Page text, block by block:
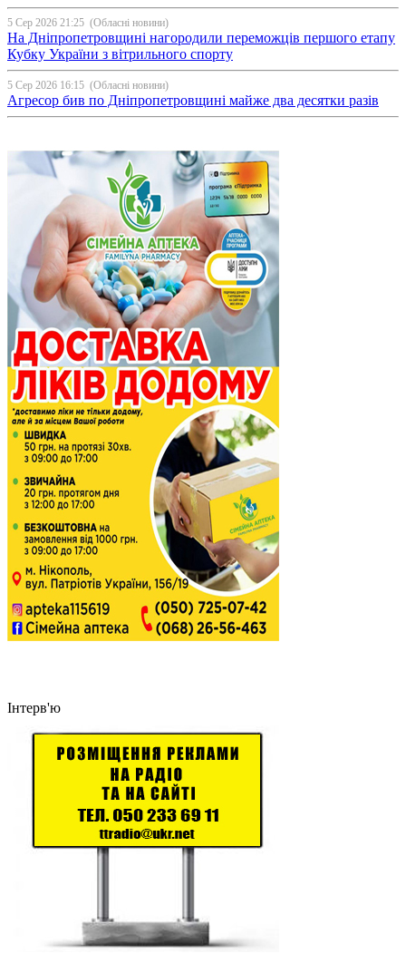
5 Сер 2026 21:25 (Обласні новини)
На Дніпропетровщині нагородили переможців першого етапу
Кубку України з вітрильного спорту
5 Сер 2026 16:15 (Обласні новини)
Агресор бив по Дніпропетровщині майже два десятки разів
Інтерв'ю